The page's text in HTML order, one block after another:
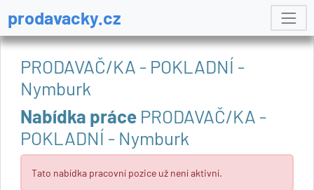
prodavacky.cz
PRODAVAČ/KA - POKLADNÍ -
Nymburk
Nabídka práce PRODAVAČ/KA -
POKLADNÍ - Nymburk
Tato nabídka pracovní pozice už není aktivní.